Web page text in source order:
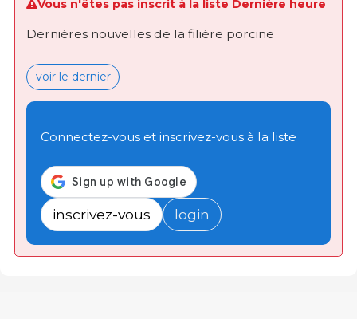
Vous n'êtes pas inscrit à la liste Dernière heure
Dernières nouvelles de la filière porcine
voir le dernier
Connectez-vous et inscrivez-vous à la liste
inscrivez-vous login